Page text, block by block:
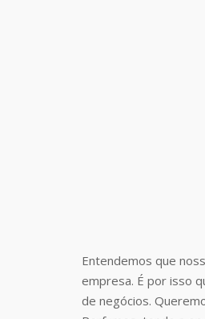
Entendemos que
empresa. É por isso
de negócios.